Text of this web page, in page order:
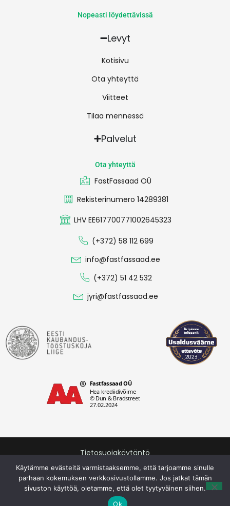
Nopeasti löydettävissä
Levyt
Kotisivu
Ota yhteyttä
Viitteet
Tilaa mennessä
Palvelut
Ota yhteyttä
FastFassaad OÜ
Rekisterinumero 14289381
LHV EE617700771002645323
(+372) 58 112 699
info@fastfassaad.ee
(+372) 51 42 532
jyri@fastfassaad.ee
Tietosuojakäytäntö
Käytämme evästeitä varmistaaksemme, että tarjoamme sinulle
parhaan kokemuksen verkkosivustollamme. Jos jatkat tämän
sivuston käyttöä, oletamme, että olet tyytyväinen siihen.
Ok
Optimized by Seraphinite Accelerator
Turns on site high speed to be attractive for people and search